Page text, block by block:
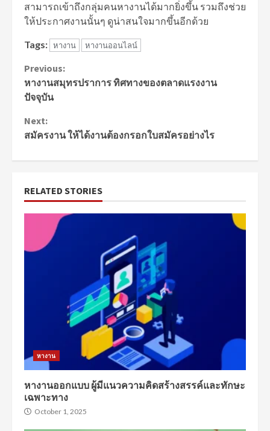
สามารถเข้าถึงกลุ่มคนหางานได้มากยิ่งขึ้น รวมถึงช่วย
ให้ประกาศงานนั้นๆ ดูน่าสนใจมากขึ้นอีกด้วย
Tags: หางาน หางานออนไลน์
Continue
Reading
Previous:
หางานสมุทรปราการ ทิศทางของตลาดแรงงาน
ปัจจุบัน
Next:
สมัครงาน ให้ได้งานต้องกรอกใบสมัครอย่างไร
RELATED STORIES
หางาน
หางานออกแบบ ผู้มีแนวความคิดสร้างสรรค์และทักษะ
เฉพาะทาง
October 1, 2025